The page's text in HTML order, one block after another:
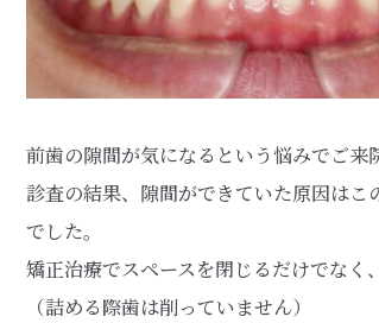
前歯の隙間が気になるという悩みでご来
診査の結果、隙間ができていた原因は
でした。
矯正治療でスペースを閉じるだけでな
（詰める際歯は削っていません）